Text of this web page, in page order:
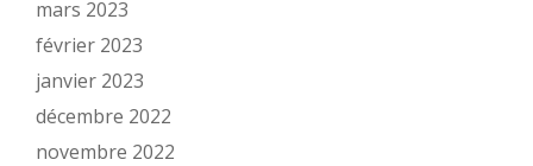
mars 2023
février 2023
janvier 2023
décembre 2022
novembre 2022